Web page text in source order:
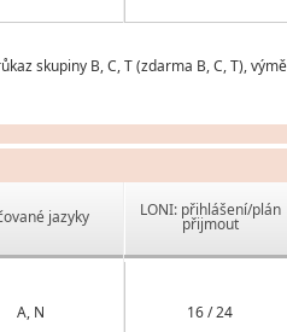
skupiny B, C, T (zdarma B, C, T),
jazyky
A, N
LONI: přihlášení/plán
přijmout
16 / 24